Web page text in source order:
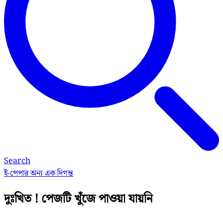
Search
ই-পেপারঅন্য এক দিগন্ত
দুঃখিত ! পেজটি খুঁজে পাওয়া যায়নি